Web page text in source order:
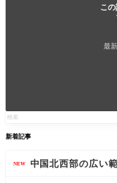
こ
最
新着記事
NEW 中国北西部の広い